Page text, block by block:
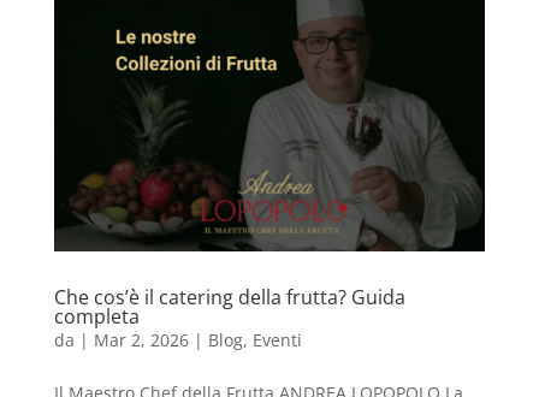
Che cos’è il catering della frutta? Guida
completa
da | Mar 2, 2026| Blog, Eventi